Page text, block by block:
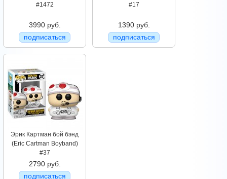
#1472
3990 руб.
подписаться
#17
1390 руб.
подписаться
Эрик Картман бой бэнд
(Eric Cartman Boyband)
#37
2790 руб.
подписаться